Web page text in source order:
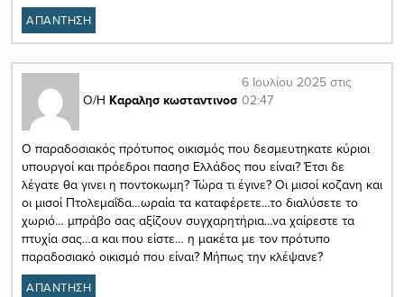
ΑΠΑΝΤΗΣΗ
Ο/Η Καραλησ κωσταντινοσ
6 Ιουλίου 2025 στις
02:47
Ο παραδοσιακός πρότυπος οικισμός που δεσμευτηκατε κύριοι
υπουργοί και πρόεδροι πασησ Ελλάδος που είναι? Έτσι δε
λέγατε θα γινει η ποντοκωμη? Τώρα τι έγινε? Οι μισοί κοζανη και
οι μισοί Πτολεμαΐδα…ωραία τα καταφέρετε…το διαλύσετε το
χωριό… μπράβο σας αξίζουν συγχαρητήρια…να χαίρεστε τα
πτυχία σας…α και που είστε… η μακέτα με τον πρότυπο
παραδοσιακό οικισμό που είναι? Μήπως την κλέψανε?
ΑΠΑΝΤΗΣΗ